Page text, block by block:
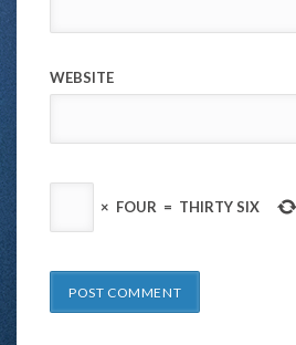
WEBSITE
× FOUR = THIRTY SIX